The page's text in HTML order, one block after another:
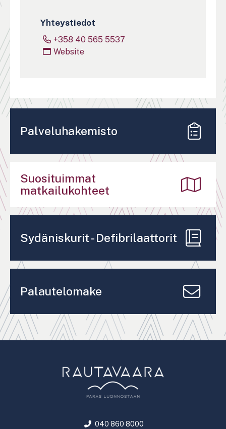
Yhteystiedot
+358 40 565 5537
Website
Palveluhakemisto
Suosituimmat
matkailukohteet
Sydäniskurit - Defibrilaattorit
Palautelomake
040 860 8000